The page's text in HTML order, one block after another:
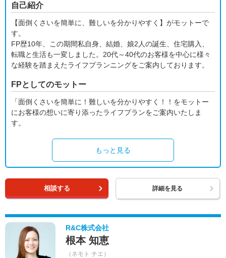
自己紹介
【面倒くさいを簡単に、難しいを分かりやすく】がモットーで
す。
FP歴10年、この期間私自身、結婚、娘2人の誕生、住宅購入、
転職と生活も一変しました。20代～40代のお客様を中心に様々
な経験を踏まえたライフプランニングをご案内しております。
FPとしてのモットー
「面倒くさいを簡単に！難しいを分かりやすく！！をモットー
にお客様の想いに寄り添ったライフプランをご案内いたしま
す。
もっと見る
相談する 詳細を見る
R&C株式会社
根本 知恵
（ネモト チエ）